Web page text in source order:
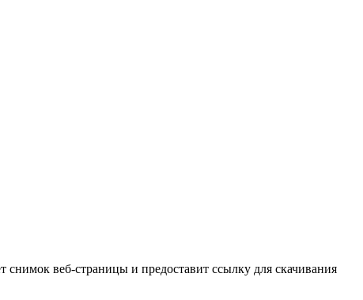
веб-страницы и предоставит ссылку для скачивания